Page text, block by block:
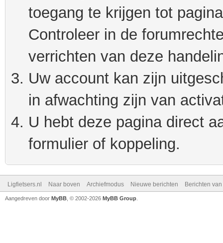
toegang te krijgen tot
Controleer in de
verrichten van deze
Uw account kan zijn
in afwachting zijn van
U hebt deze pagina direct
formulier of koppeling.
Ligfietsers.nl Naar boven Archiefmodus Nieuwe berichten Berichten
Aangedreven door MyBB , © 2002-2026 MyBB Group